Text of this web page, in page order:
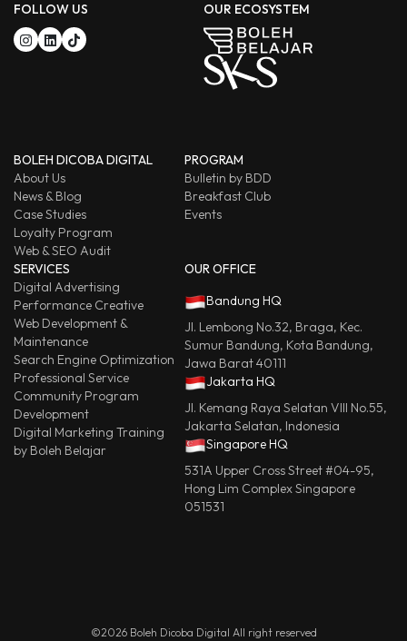
FOLLOW US OUR ECOSYSTEM
BOLEH DICOBA DIGITAL
About Us
News & Blog
Case Studies
Loyalty Program
Web & SEO Audit
PROGRAM
Bulletin by BDD
Breakfast Club
Events
SERVICES
Digital Advertising
Performance Creative
Web Development &
Maintenance
Search Engine Optimization
Professional Service
Community Program
Development
Digital Marketing Training
by Boleh Belajar
OUR OFFICE
Bandung HQ
Jl. Lembong No.32, Braga, Kec.
Sumur Bandung, Kota Bandung,
Jawa Barat 40111
Jakarta HQ
Jl. Kemang Raya Selatan VIII No.55,
Jakarta Selatan, Indonesia
Singapore HQ
531A Upper Cross Street #04-95,
Hong Lim Complex Singapore
051531
©2026 Boleh Dicoba Digital All right reserved